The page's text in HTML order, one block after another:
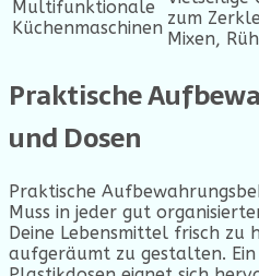
Multifunktionale
Küchenmaschinen zum
Mixen,
Praktische
und Dosen
Praktische
Muss in jeder gut
Deine Lebensmittel frisch zu
aufgeräumt zu gestalten.